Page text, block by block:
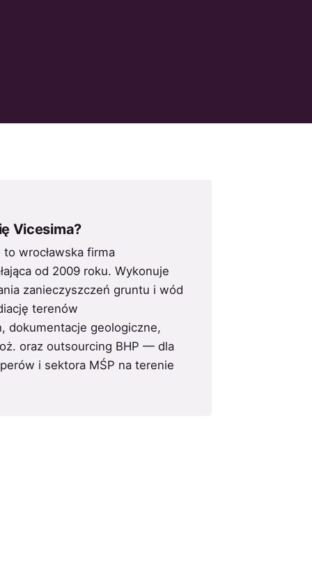
Vicesima?
wrocławska firma
od 2009 roku. Wykonuje
zanieczyszczeń gruntu i wód
terenów
dokumentacje geologiczne,
oraz outsourcing BHP — dla
i sektora MŚP na terenie